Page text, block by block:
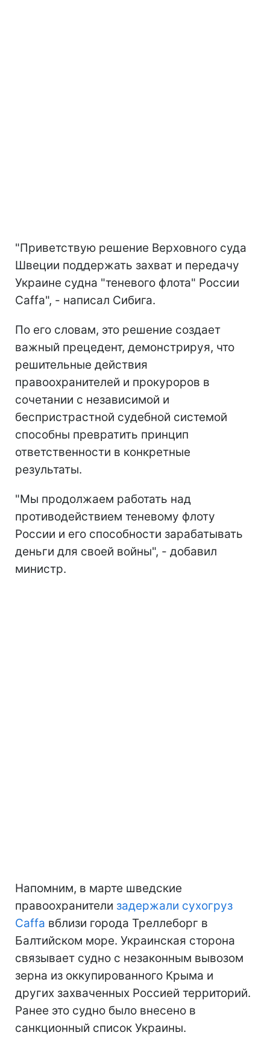
"Приветствую решение Верховного суда
Швеции поддержать захват и передачу
Украине судна "теневого флота" России
Caffa", - написал Сибига.
По его словам, это решение создает
важный прецедент, демонстрируя, что
решительные действия
правоохранителей и прокуроров в
сочетании с независимой и
беспристрастной судебной системой
способны превратить принцип
ответственности в конкретные
результаты.
"Мы продолжаем работать над
противодействием теневому флоту
России и его способности зарабатывать
деньги для своей войны", - добавил
министр.
Напомним, в марте шведские
правоохранители задержали сухогруз
Caffa вблизи города Треллеборг в
Балтийском море. Украинская сторона
связывает судно с незаконным вывозом
зерна из оккупированного Крыма и
других захваченных Россией территорий.
Ранее это судно было внесено в
санкционный список Украины.